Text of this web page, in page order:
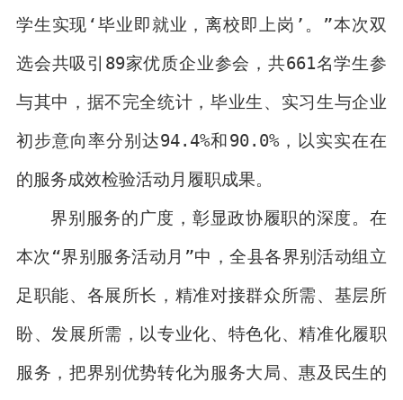
学生实现‘毕业即就业，离校即上岗’。”本次双
选会共吸引89家优质企业参会，共661名学生参
与其中，据不完全统计，毕业生、实习生与企业
初步意向率分别达94.4%和90.0%，以实实在在
的服务成效检验活动月履职成果。
界别服务的广度，彰显政协履职的深度。在
本次“界别服务活动月”中，全县各界别活动组立
足职能、各展所长，精准对接群众所需、基层所
盼、发展所需，以专业化、特色化、精准化履职
服务，把界别优势转化为服务大局、惠及民生的